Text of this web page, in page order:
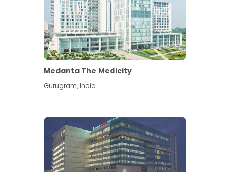
Medanta The Medicity
Gurugram,India